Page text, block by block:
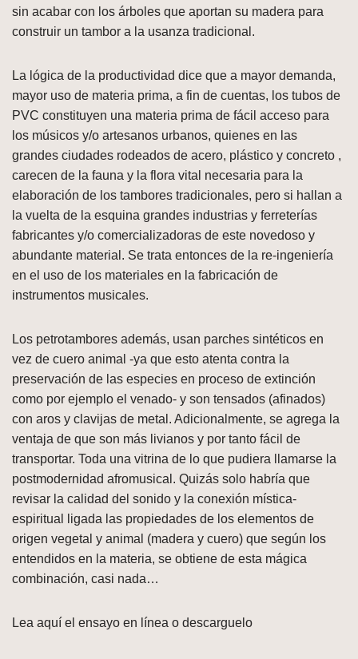
sin acabar con los árboles que aportan su madera para
construir un tambor a la usanza tradicional.
La lógica de la productividad dice que a mayor demanda,
mayor uso de materia prima, a fin de cuentas, los tubos de
PVC constituyen una materia prima de fácil acceso para
los músicos y/o artesanos urbanos, quienes en las
grandes ciudades rodeados de acero, plástico y concreto ,
carecen de la fauna y la flora vital necesaria para la
elaboración de los tambores tradicionales, pero si hallan a
la vuelta de la esquina grandes industrias y ferreterías
fabricantes y/o comercializadoras de este novedoso y
abundante material. Se trata entonces de la re-ingeniería
en el uso de los materiales en la fabricación de
instrumentos musicales.
Los petrotambores además, usan parches sintéticos en
vez de cuero animal -ya que esto atenta contra la
preservación de las especies en proceso de extinción
como por ejemplo el venado- y son tensados (afinados)
con aros y clavijas de metal. Adicionalmente, se agrega la
ventaja de que son más livianos y por tanto fácil de
transportar. Toda una vitrina de lo que pudiera llamarse la
postmodernidad afromusical. Quizás solo habría que
revisar la calidad del sonido y la conexión mística-
espiritual ligada las propiedades de los elementos de
origen vegetal y animal (madera y cuero) que según los
entendidos en la materia, se obtiene de esta mágica
combinación, casi nada…
Lea aquí el ensayo en línea o descarguelo